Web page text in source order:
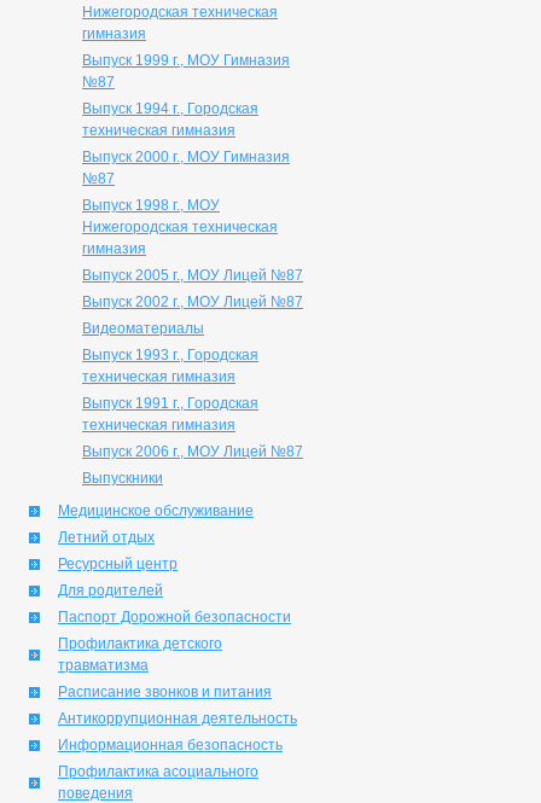
Нижегородская техническая
гимназия
Выпуск 1999 г., МОУ Гимназия
№87
Выпуск 1994 г., Городская
техническая гимназия
Выпуск 2000 г., МОУ Гимназия
№87
Выпуск 1998 г., МОУ
Нижегородская техническая
гимназия
Выпуск 2005 г., МОУ Лицей №87
Выпуск 2002 г., МОУ Лицей №87
Видеоматериалы
Выпуск 1993 г., Городская
техническая гимназия
Выпуск 1991 г., Городская
техническая гимназия
Выпуск 2006 г., МОУ Лицей №87
Выпускники
Медицинское обслуживание
Летний отдых
Ресурсный центр
Для родителей
Паспорт Дорожной безопасности
Профилактика детского
травматизма
Расписание звонков и питания
Антикоррупционная деятельность
Информационная безопасность
Профилактика асоциального
поведения